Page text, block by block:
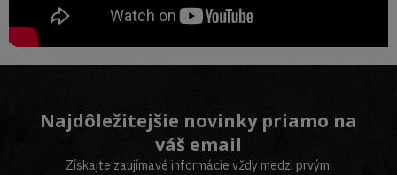
Najdôležitejšie novinky priamo na
váš email
Získajte zaujímavé informácie vždy medzi prvými